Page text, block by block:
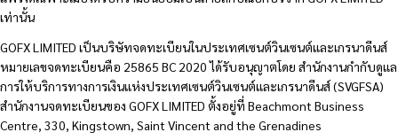
เท่านั้น
GOFX LIMITED เป็นบริษัทจดทะเบียนในประเทศเซนต์วินเซนต์และเกรนาดีนส์
หมายเลขจดทะเบียนคือ 25865 BC 2020 ได้รับอนุญาตโดย สำนักงานกำกับดูแล
การให้บริการทางการเงินแห่งประเทศเซนต์วินเซนต์และเกรนาดีนส์ (SVGFSA)
สำนักงานจดทะเบียนของ GOFX LIMITED ตั้งอยู่ที่ Beachmont Business
Centre, 330, Kingstown, Saint Vincent and the Grenadines